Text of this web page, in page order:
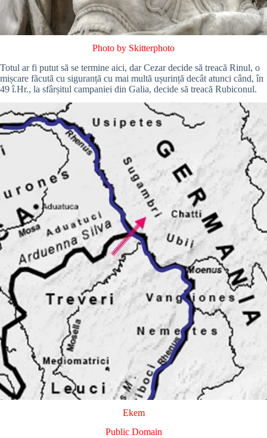
Photo by Skitterphoto
Totul ar fi putut să se termine aici, dar Cezar decide să treacă Rinul, o
mișcare făcută cu siguranță cu mai multă ușurință decât atunci când, în
49 î.Hr., la sfârșitul campaniei din Galia, decide să treacă Rubiconul.
Ekem
Public Domain